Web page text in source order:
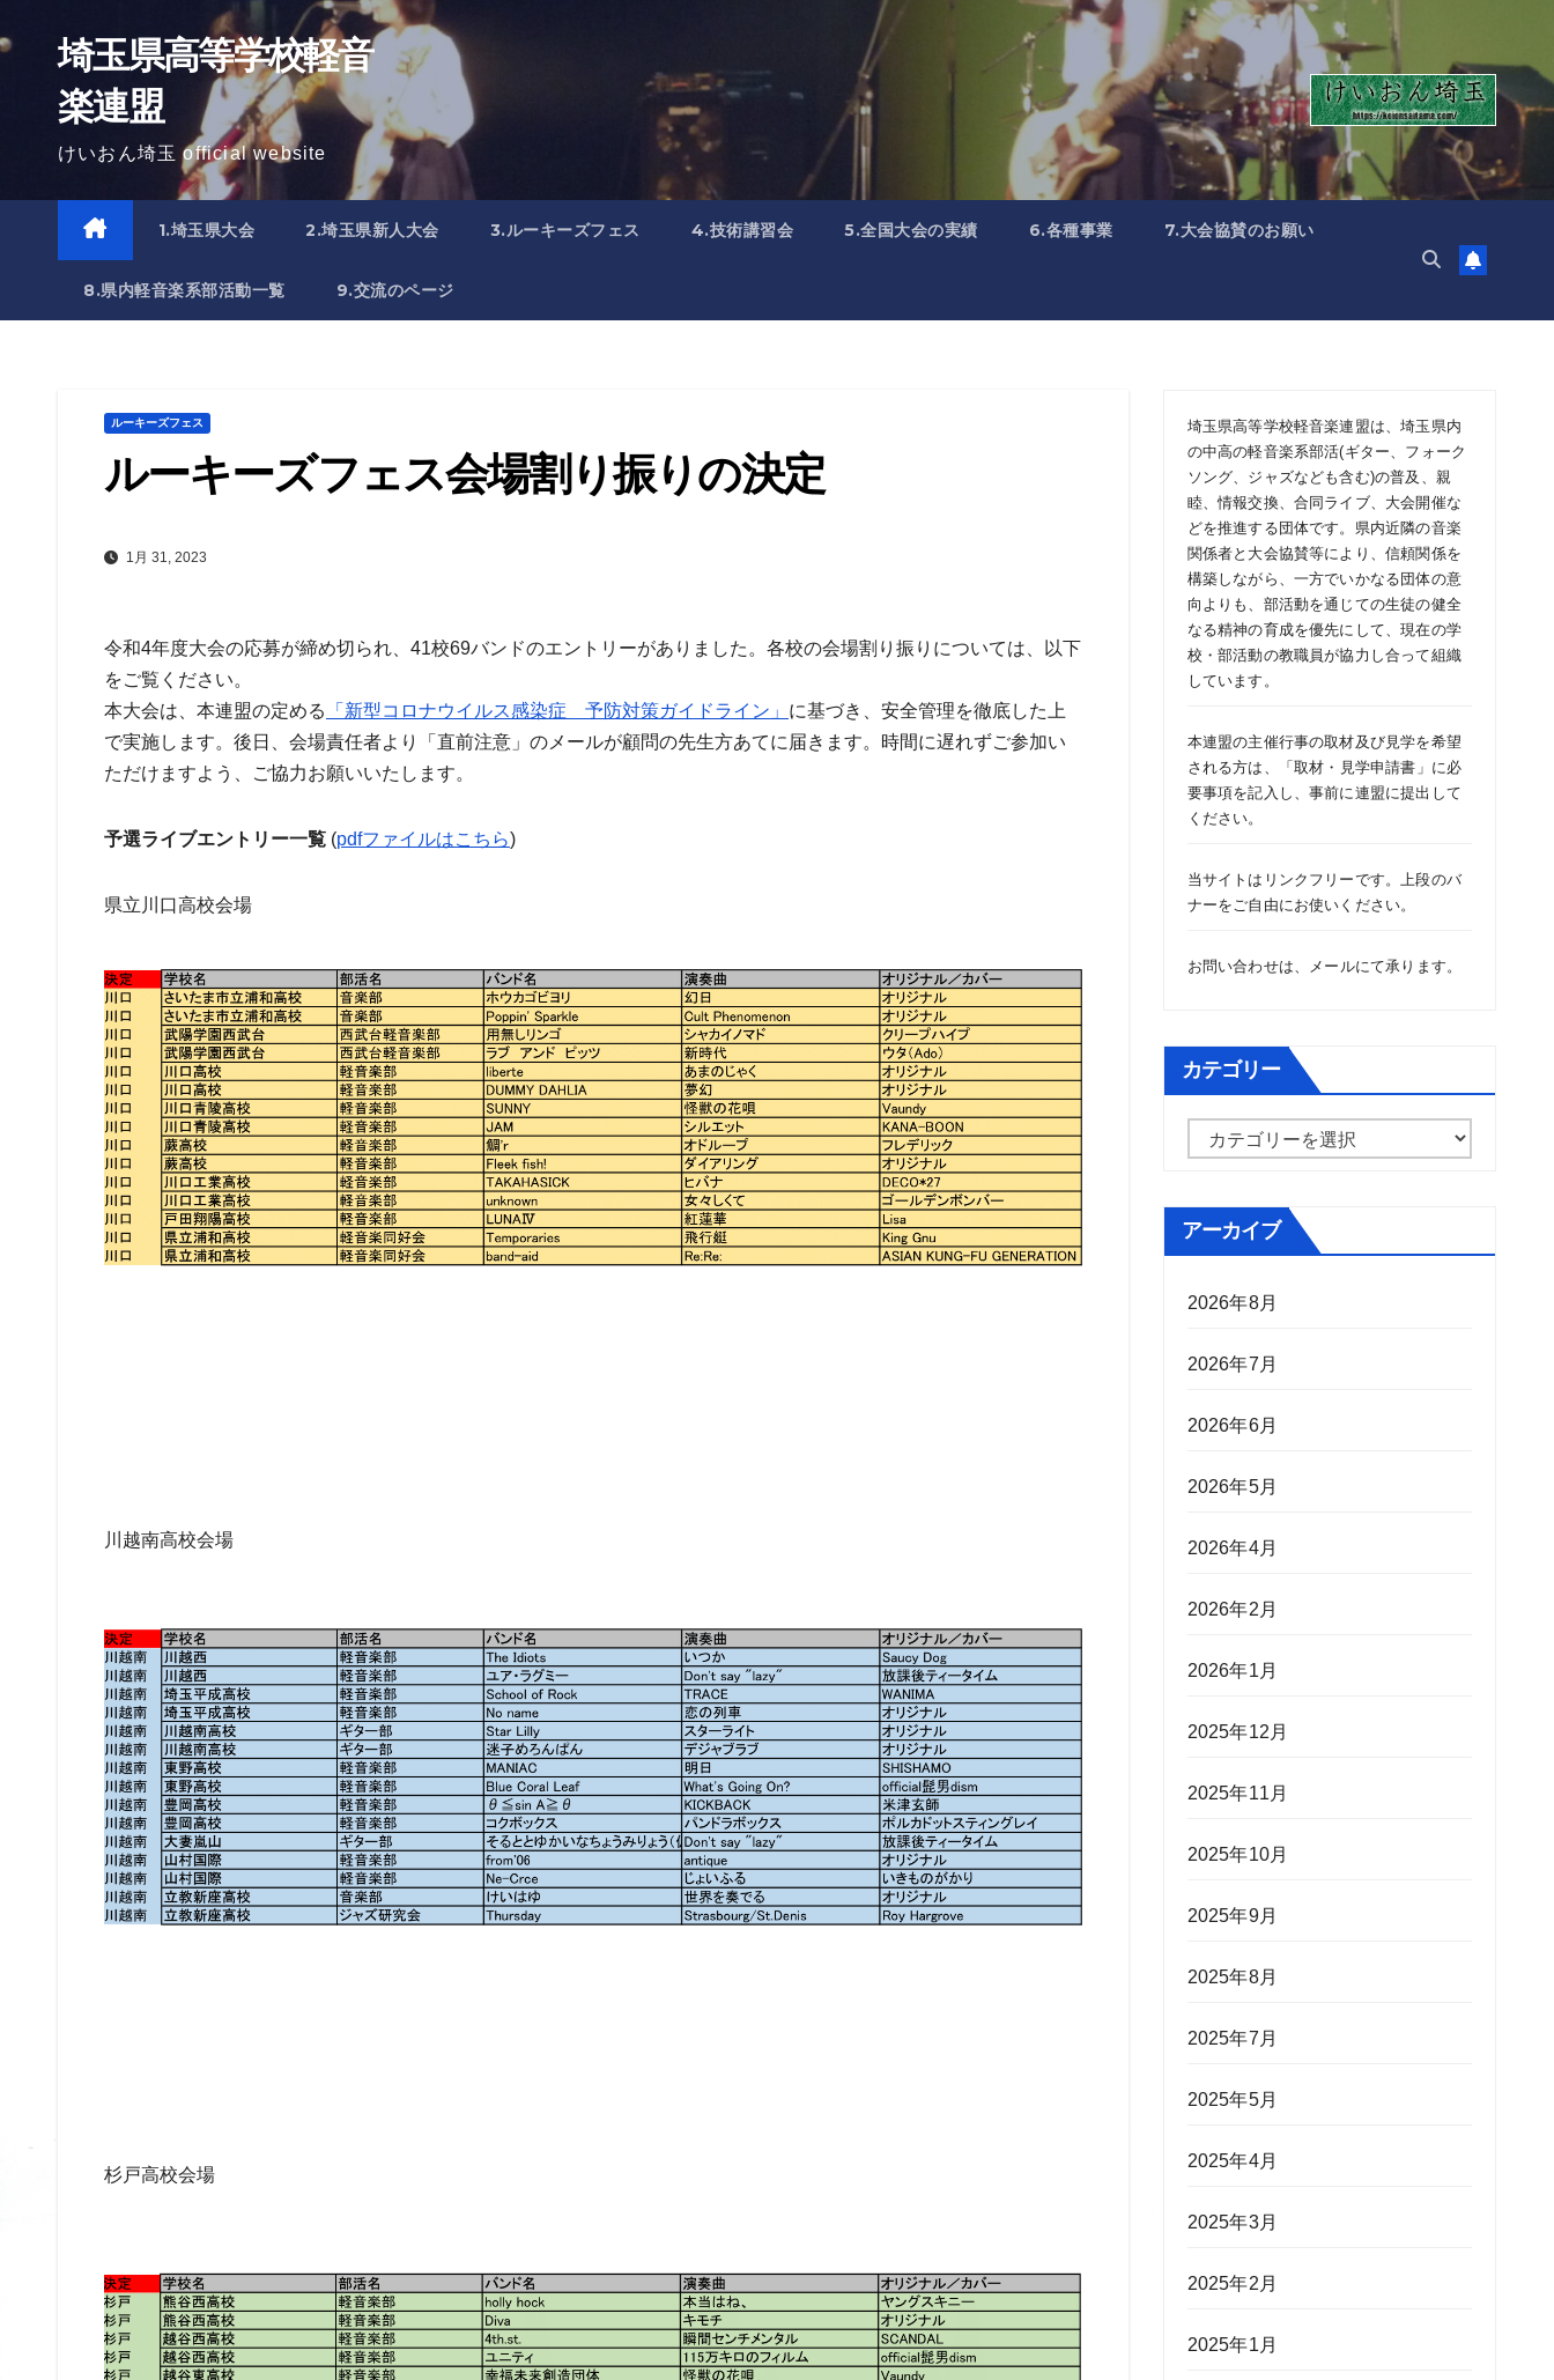
to
埼玉県高等学校軽音
楽連盟
けいおん埼玉 official website
1.埼玉県大会 2.埼玉県新人大会 3.ルーキーズフェス 4.技術講習会 5.全国大会の実績 6.各種事業 7.大会協賛のお願い
8.県内軽音楽系部活動一覧 9.交流のページ
ルーキーズフェス
ルーキーズフェス会場割り振りの決定
1月 31, 2023
令和4年度大会の応募が締め切られ、41校69バンドのエントリーがありました。各校の会場割り振りについては、以下
をご覧ください。
本大会は、本連盟の定める
「新型コロナウイルス感染症 予防対策ガイドライン」 に基づき、安全管理を徹底した上
で実施します。後日、会場責任者より「直前注意」のメールが顧問の先生方あてに届きます。時間に遅れずご参加い
ただけますよう、ご協力お願いいたします。
予選ライブエントリー一覧 (pdfファイルはこちら)
県立川口高校会場
川越南高校会場
杉戸高校会場
埼玉県高等学校軽音楽連盟は、埼玉県内
の中高の軽音楽系部活(ギター、フォーク
ソング、ジャズなども含む)の普及、親
睦、情報交換、合同ライブ、大会開催な
どを推進する団体です。県内近隣の音楽
関係者と大会協賛等により、信頼関係を
構築しながら、一方でいかなる団体の意
向よりも、部活動を通じての生徒の健全
なる精神の育成を優先にして、現在の学
校・部活動の教職員が協力し合って組織
しています。
本連盟の主催行事の取材及び見学を希望
される方は、「 取材・見学申請書 」に必
要事項を記入し、事前に連盟に提出して
ください。
当サイトはリンクフリーです。上段のバ
ナーをご自由にお使いください。
お問い合わせは、 メールにて承ります。
カテゴリー
ゴ
リ
アーカイブ
2026年8月
2026年7月
2026年6月
2026年5月
2026年4月
2026年2月
2026年1月
2025年12月
2025年11月
2025年10月
2025年9月
2025年8月
2025年7月
2025年5月
2025年4月
2025年3月
2025年2月
2025年1月